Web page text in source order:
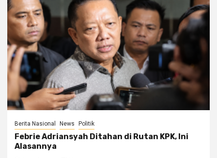
Berita Nasional News Politik
Febrie Adriansyah Ditahan di Rutan KPK, Ini
Alasannya